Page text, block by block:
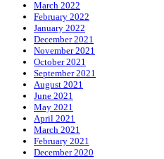
March 2022
February 2022
January 2022
December 2021
November 2021
October 2021
September 2021
August 2021
June 2021
May 2021
April 2021
March 2021
February 2021
December 2020